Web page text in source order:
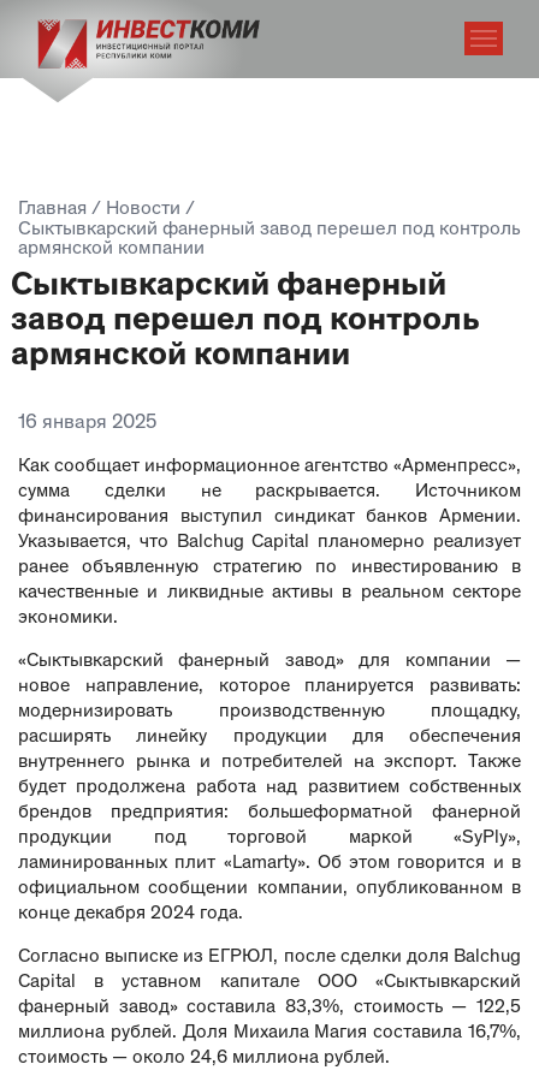
Главная / Новости /
Сыктывкарский фанерный завод перешел под контроль
армянской компании
Сыктывкарский фанерный
завод перешел под контроль
армянской компании
16 января 2025
Как сообщает информационное агентство «Арменпресс»,
сумма сделки не раскрывается. Источником
финансирования выступил синдикат банков Армении.
Указывается, что Balchug Capital планомерно реализует
ранее объявленную стратегию по инвестированию в
качественные и ликвидные активы в реальном секторе
экономики.
«Сыктывкарский фанерный завод» для компании —
новое направление, которое планируется развивать:
модернизировать производственную площадку,
расширять линейку продукции для обеспечения
внутреннего рынка и потребителей на экспорт. Также
будет продолжена работа над развитием собственных
брендов предприятия: большеформатной фанерной
продукции под торговой маркой «SyPly»,
ламинированных плит «Lamarty». Об этом говорится и в
официальном сообщении компании, опубликованном в
конце декабря 2024 года.
Согласно выписке из ЕГРЮЛ, после сделки доля Balchug
Capital в уставном капитале ООО «Сыктывкарский
фанерный завод» составила 83,3%, стоимость — 122,5
миллиона рублей. Доля Михаила Магия составила 16,7%,
стоимость — около 24,6 миллиона рублей.